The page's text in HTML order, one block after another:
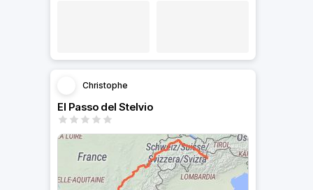
Christophe
El Passo del Stelvio